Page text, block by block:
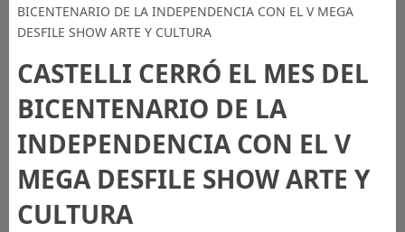
BICENTENARIO DE LA INDEPENDENCIA CON EL V MEGA
DESFILE SHOW ARTE Y CULTURA
CASTELLI CERRÓ EL MES DEL
BICENTENARIO DE LA
INDEPENDENCIA CON EL V
MEGA DESFILE SHOW ARTE Y
CULTURA